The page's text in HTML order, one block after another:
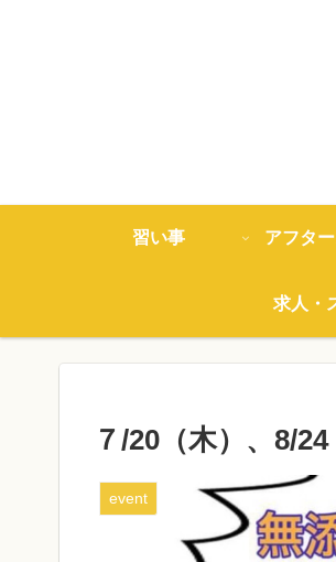
習い事 アフタ
求人・
７/20（木）、8/
event